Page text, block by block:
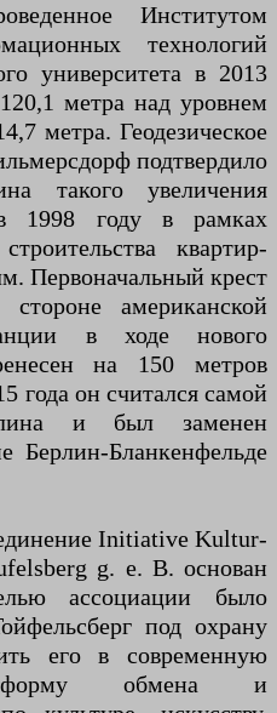
Институтом
технологий
университета в 2013
метра над уровнем
метра. Геодезическое
подтвердило
такого увеличения
году в рамках
квартир-
Первоначальный крест
американской
в ходе нового
на 150 метров
года он считался самой
и был заменен
Берлин-Бланкенфельде
Initiative Kultur-
g. е. В. основан
ассоциации было
под охрану
его в современную
обмена и